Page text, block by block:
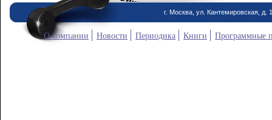
г. Москва, ул. Кантемировская, д.
О компании Новости Периодика Книги Программные